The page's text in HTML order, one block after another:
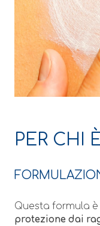
PER CHI
Questa formula è
protezione dai